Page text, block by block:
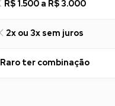
R$ 1.500 a R$ 3.000
2x ou 3x sem juros
Raro ter combinação